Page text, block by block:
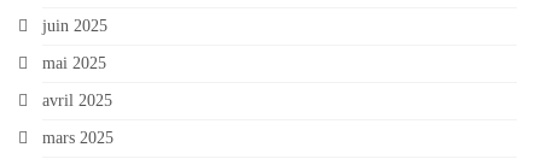
juin 2025
mai 2025
avril 2025
mars 2025